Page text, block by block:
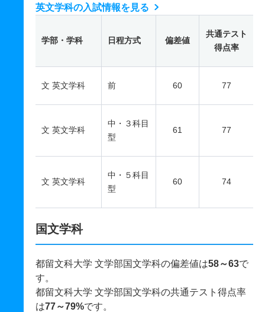
英文学科の入試情報を見る
学部・学科 日程方式 偏差値
共通テスト
得点率
文 英文学科 前 60 77
文 英文学科
中・３科目
型
61 77
文 英文学科
中・５科目
型
60 74
国文学科
都留文科大学 文学部国文学科の偏差値は58～63で
す。
都留文科大学 文学部国文学科の共通テスト得点率
は77～79%です。